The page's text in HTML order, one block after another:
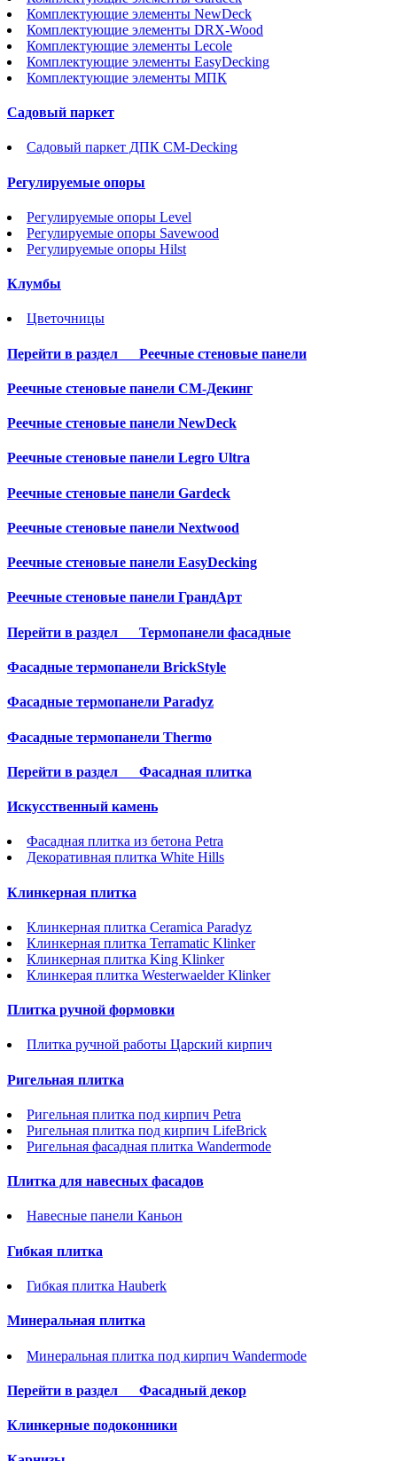
Комплектующие элементы NewDeck
Комплектующие элементы DRX-Wood
Комплектующие элементы Lecole
Комплектующие элементы EasyDecking
Комплектующие элементы МПК
Садовый паркет
Садовый паркет ДПК CM-Decking
Регулируемые опоры
Регулируемые опоры Level
Регулируемые опоры Savewood
Регулируемые опоры Hilst
Клумбы
Цветочницы
Перейти в раздел Реечные стеновые панели
Реечные стеновые панели СМ-Декинг
Реечные стеновые панели NewDeck
Реечные стеновые панели Legro Ultra
Реечные стеновые панели Gardeck
Реечные стеновые панели Nextwood
Реечные стеновые панели EasyDecking
Реечные стеновые панели ГрандАрт
Перейти в раздел Термопанели фасадные
Фасадные термопанели BrickStyle
Фасадные термопанели Paradyz
Фасадные термопанели Thermo
Перейти в раздел Фасадная плитка
Искусственный камень
Фасадная плитка из бетона Petra
Декоративная плитка White Hills
Клинкерная плитка
Клинкерная плитка Ceramica Paradyz
Клинкерная плитка Terramatic Klinker
Клинкерная плитка King Klinker
Клинкерая плитка Westerwaelder Klinker
Плитка ручной формовки
Плитка ручной работы Царский кирпич
Ригельная плитка
Ригельная плитка под кирпич Petra
Ригельная плитка под кирпич LifeBrick
Ригельная фасадная плитка Wandermode
Плитка для навесных фасадов
Навесные панели Каньон
Гибкая плитка
Гибкая плитка Hauberk
Минеральная плитка
Минеральная плитка под кирпич Wandermode
Перейти в раздел Фасадный декор
Клинкерные подоконники